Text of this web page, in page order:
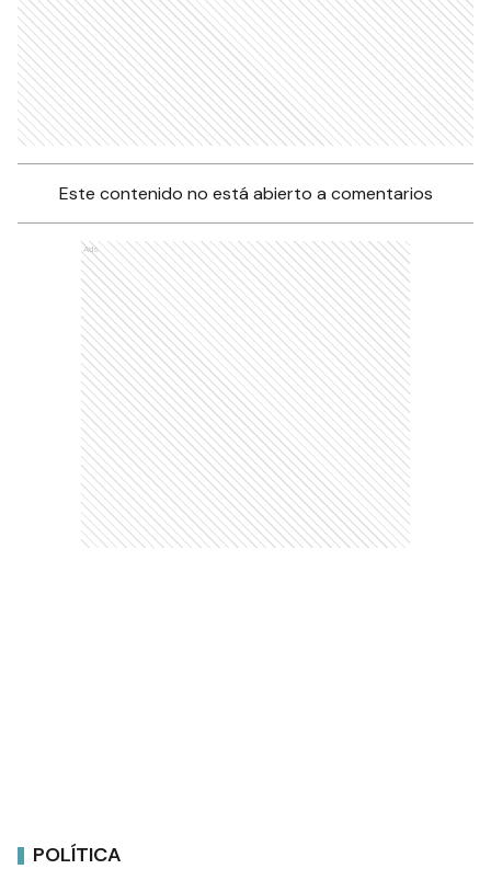
Este contenido no está abierto a comentarios
Ads
POLÍTICA